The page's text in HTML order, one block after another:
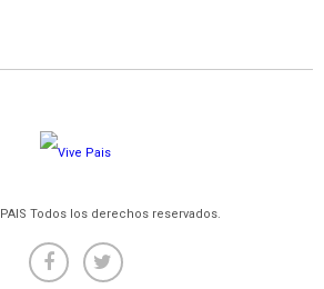
Todos los derechos reservados.